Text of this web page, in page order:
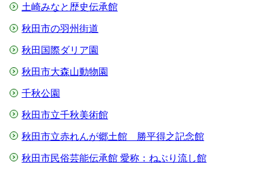
土崎みなと歴史伝承館
秋田市の羽州街道
秋田国際ダリア園
秋田市大森山動物園
千秋公園
秋田市立千秋美術館
秋田市立赤れんが郷土館 勝平得之記念館
秋田市民俗芸能伝承館 愛称：ねぶり流し館